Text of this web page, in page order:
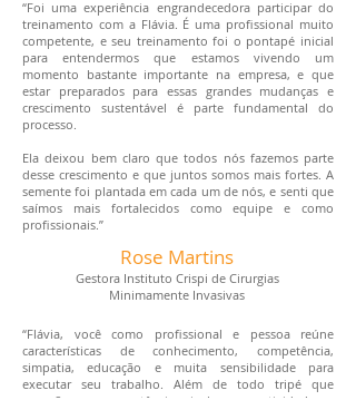
“Foi uma experiência engrandecedora participar do
treinamento com a Flávia. É uma profissional muito
competente, e seu treinamento foi o pontapé inicial
para entendermos que estamos vivendo um
momento bastante importante na empresa, e que
estar preparados para essas grandes mudanças e
crescimento sustentável é parte fundamental do
processo.
Ela deixou bem claro que todos nós fazemos parte
desse crescimento e que juntos somos mais fortes. A
semente foi plantada em cada um de nós, e senti que
saímos mais fortalecidos como equipe e como
profissionais.”
Rose Martins
Gestora Instituto Crispi de Cirurgias
Minimamente Invasivas
“Flávia, você como profissional e pessoa reúne
características de conhecimento, competência,
simpatia, educação e muita sensibilidade para
executar seu trabalho. Além de todo tripé que
compõe a competência, incluo assertividade e